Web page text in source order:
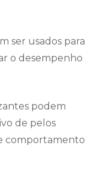
ser usados para
o desempenho
podem
de pelos
comportamento